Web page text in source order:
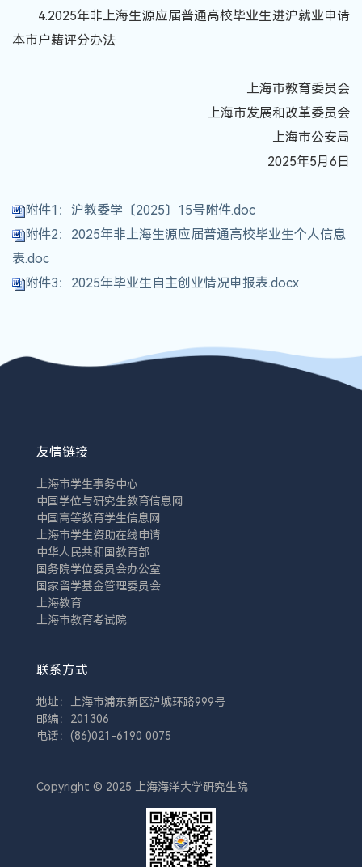
4.2025年非上海生源应届普通高校毕业生进沪就业申请
本市户籍评分办法
上海市教育委员会
上海市发展和改革委员会
上海市公安局
2025年5月6日
附件1：沪教委学〔2025〕15号附件.doc
附件2：2025年非上海生源应届普通高校毕业生个人信息
表.doc
附件3：2025年毕业生自主创业情况申报表.docx
友情链接
上海市学生事务中心
中国学位与研究生教育信息网
中国高等教育学生信息网
上海市学生资助在线申请
中华人民共和国教育部
国务院学位委员会办公室
国家留学基金管理委员会
上海教育
上海市教育考试院
联系方式
地址：上海市浦东新区沪城环路999号
邮编：201306
电话：(86)021-6190 0075
Copyright © 2025 上海海洋大学研究生院